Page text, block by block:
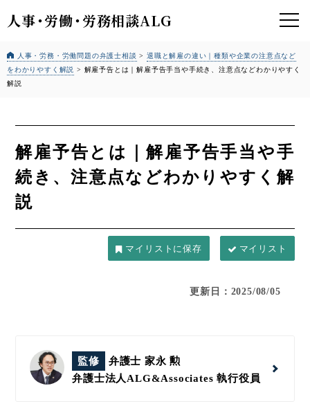
人事・労働・労務相談ALG
人事・労務・労働問題の弁護士相談 >退職と解雇の違い｜種類や企業の注意点など
をわかりやすく解説 > 解雇予告とは｜解雇予告手当や手続き、注意点などわかりやすく
解説
解雇予告とは｜解雇予告手当や手
続き、注意点などわかりやすく解
説
マイリスト
更新日：2025/08/05
監修
弁護士 家永 勲
弁護士法人ALG&Associates執行役員